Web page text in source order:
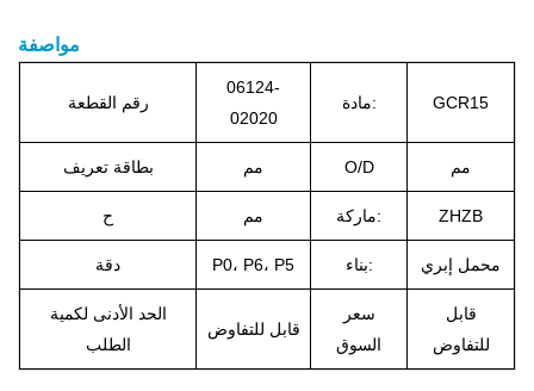
مواصفة
رقم القطعة
06124-
02020
مادة: GCR15
بطاقة تعريف مم O/D مم
ح مم ماركة: ZHZB
دقة P0، P6، P5 بناء: محمل إبري
الحد الأدنى لكمية
الطلب
قابل للتفاوض
سعر
السوق
قابل
للتفاوض